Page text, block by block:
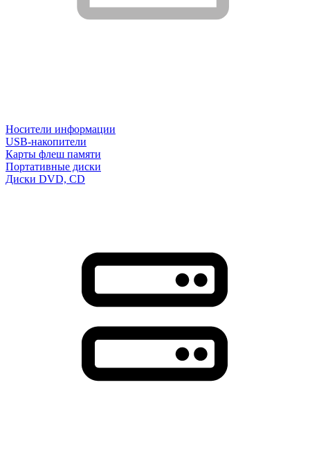
Носители информации
USB-накопители
Карты флеш памяти
Портативные диски
Диски DVD, CD